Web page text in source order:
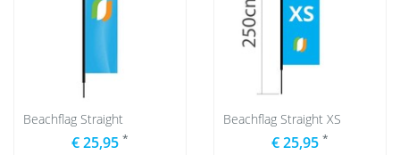
Beachflag Straight
€ 25,95 *
Beachflag Straight XS
€ 25,95 *